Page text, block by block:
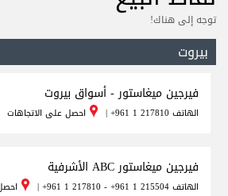
توجه إلى هناك!
بيروت
فيرجين ميغاستور - أسواق بيروت
الهاتف +961 1 217810
| احصل على الاتجاهات
فيرجين ميغاستور ABC الأشرفية
الهاتف+961 1 217810 - +961 1 215504
|